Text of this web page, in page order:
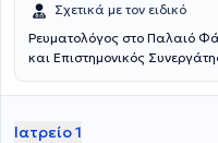
Σχετικά με τον ειδικό
Ρευματολόγος στο Παλαιό
και Επιστημονικός
Ιατρείο 1